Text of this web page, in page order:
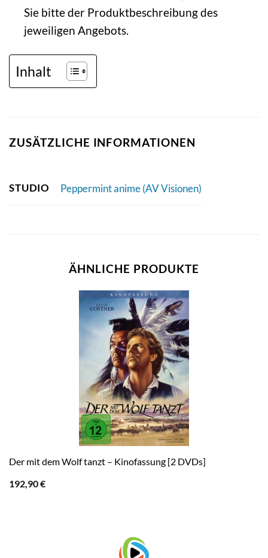
Sie bitte der Produktbeschreibung des
jeweiligen Angebots.
Inhalt
ZUSÄTZLICHE INFORMATIONEN
STUDIO Peppermint anime (AV Visionen)
ÄHNLICHE PRODUKTE
Der mit dem Wolf tanzt – Kinofassung [2 DVDs]
192,90€